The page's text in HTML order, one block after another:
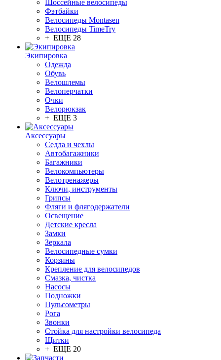
Шоссейные велосипеды
Фэтбайки
Велосипеды Montasen
Велосипеды TimeTry
+ ЕЩЕ 28
Экипировка
Одежда
Обувь
Велошлемы
Велоперчатки
Очки
Велорюкзак
+ ЕЩЕ 3
Аксессуары
Седла и чехлы
Автобагажники
Багажники
Велокомпьютеры
Велотренажеры
Ключи, инструменты
Грипсы
Фляги и флягодержатели
Освещение
Детские кресла
Замки
Зеркала
Велосипедные сумки
Корзины
Крепление для велосипедов
Смазка, чистка
Насосы
Подножки
Пульсометры
Рога
Звонки
Стойка для настройки велосипеда
Щитки
+ ЕЩЕ 20